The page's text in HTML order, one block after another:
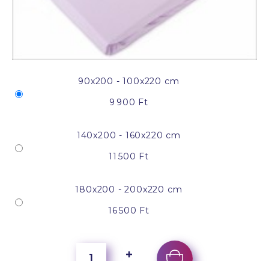
90x200 - 100x220 cm
9 900 Ft
140x200 - 160x220 cm
11 500 Ft
180x200 - 200x220 cm
16 500 Ft